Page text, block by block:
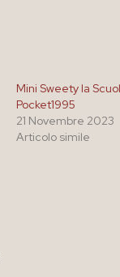
Mini Sweety la
Pocket1995
21 Novembre 2023
Articolo simile